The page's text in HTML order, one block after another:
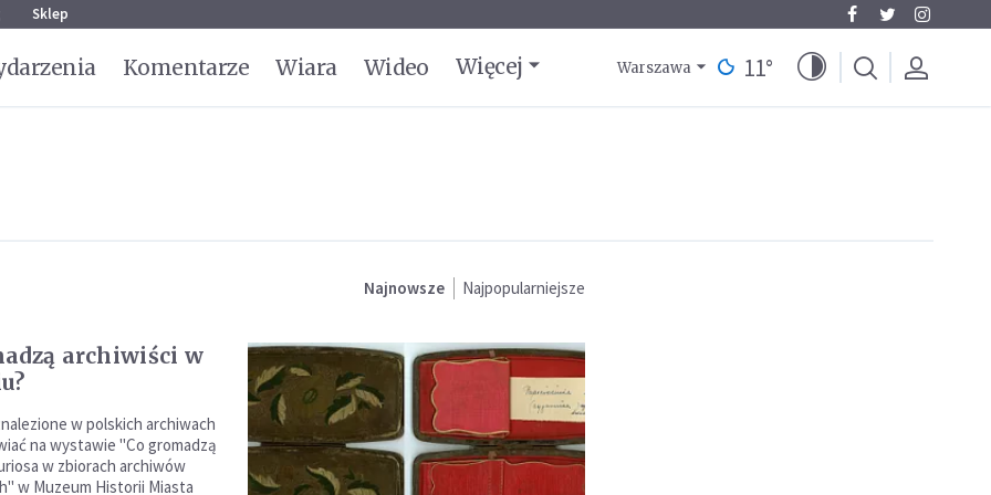
Sklep
Komentarze Wiara Wideo Więcej Warszawa 11°
Najnowsze Najpopularniejsze
archiwiści w
w polskich archiwach
na wystawie "Co gromadzą
w zbiorach archiwów
w Muzeum Historii Miasta